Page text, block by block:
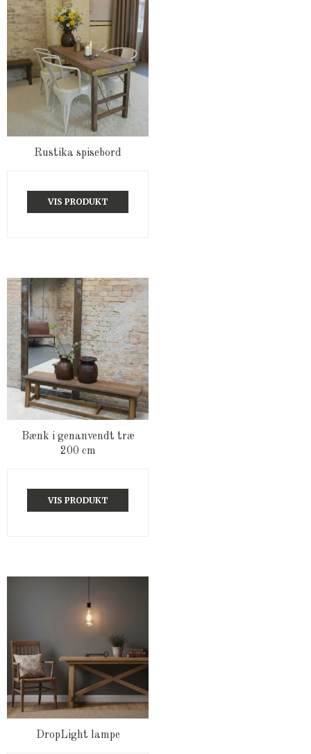
Rustika spisebord
VIS PRODUKT
Bænk i genanvendt træ
200 cm
VIS PRODUKT
DropLight lampe